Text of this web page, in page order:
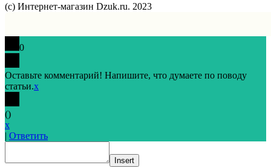
(с) Интернет-магазин Dzuk.ru. 2023
0
Оставьте комментарий! Напишите, что думаете по поводу
статьи.x
()
x
| Ответить
Insert